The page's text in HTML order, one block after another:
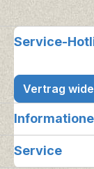
Service-
Vertrag
Service